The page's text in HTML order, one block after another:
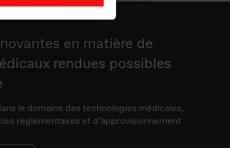
en matière de
rendues possibles
le domaine des technologies médicales,
réglementaires et d’approvisionnement